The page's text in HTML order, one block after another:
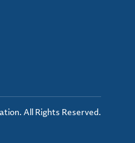
All Rights Reserved.